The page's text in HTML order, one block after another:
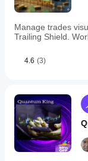
Manage trades
Trailing Shield.
4.6 (3)